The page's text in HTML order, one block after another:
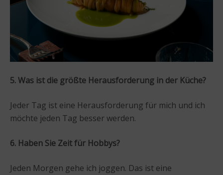
5. Was ist die größte Herausforderung in der Küche?
Jeder Tag ist eine Herausforderung für mich und ich
möchte jeden Tag besser werden.
6. Haben Sie Zeit für Hobbys?
Jeden Morgen gehe ich joggen. Das ist eine